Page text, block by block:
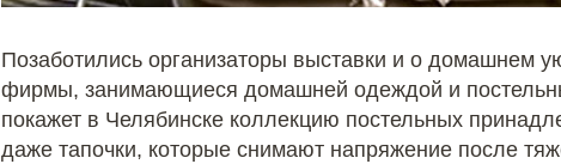
Позаботились организаторы выставки и о домашнем
фирмы, занимающиеся домашней одеждой и
покажет в Челябинске коллекцию постельных
даже тапочки, которые снимают напряжение после